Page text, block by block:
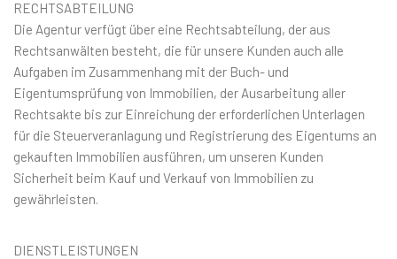
RECHTSABTEILUNG
Die Agentur verfügt über eine Rechtsabteilung, der aus
Rechtsanwälten besteht, die für unsere Kunden auch alle
Aufgaben im Zusammenhang mit der Buch- und
Eigentumsprüfung von Immobilien, der Ausarbeitung aller
Rechtsakte bis zur Einreichung der erforderlichen Unterlagen
für die Steuerveranlagung und Registrierung des Eigentums an
gekauften Immobilien ausführen, um unseren Kunden
Sicherheit beim Kauf und Verkauf von Immobilien zu
gewährleisten.
DIENSTLEISTUNGEN